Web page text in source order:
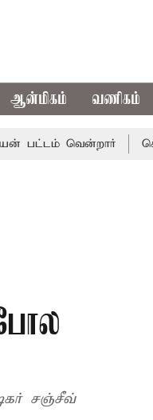
ஆன்மிகம் வணிகம்
வென்றார்
சஞ்சீவ்